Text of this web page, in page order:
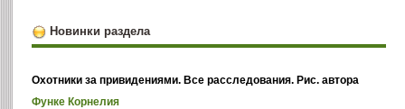
Новинки раздела
Охотники за привидениями. Все расследования. Рис. автора
Функе Корнелия